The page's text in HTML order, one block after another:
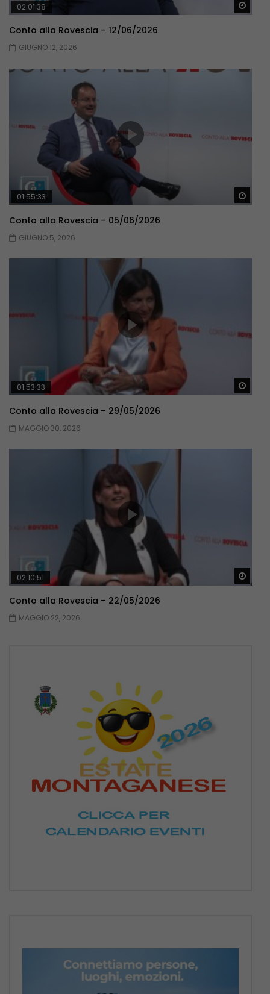
02:01:38
Conto alla Rovescia – 12/06/2026
GIUGNO 12, 2026
01:55:33
Conto alla Rovescia – 05/06/2026
GIUGNO 5, 2026
01:53:33
Conto alla Rovescia – 29/05/2026
MAGGIO 30, 2026
02:10:51
Conto alla Rovescia – 22/05/2026
MAGGIO 22, 2026